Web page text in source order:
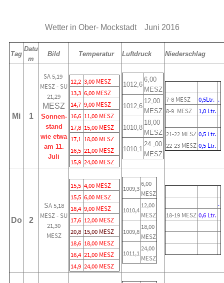
Wetter in Ober- Mockstadt Juni 2016
Tag
Datu
m
Bild Temperatur Luftdruck Niederschlag
Mi 1
SA 5,19
MESZ - SU
21,29
MESZ
Sonnen-
stand
wie etwa
am 11.
Juli
12,2 3,00 MESZ
13,3 6,00 MESZ
14,7 9,00 MESZ
16,6 11,00 MESZ
17,8 15,00 MESZ
17,1 18,00 MESZ
16,5 21,00 MESZ
15,9 24,00 MESZ
1012,6
6,00
MESZ
1012,6
12,00
MESZ
1010,8
18,00
MESZ
1010,1
24 ,00
MESZ
7-8 MESZ 0,5Ltr. .
8-9 MESZ
1,0 Ltr.
21-22 MESZ 0,5 Ltr.
22-23 MESZ 0,5 Ltr.
Do 2
SA 5,18
MESZ - SU
21,30
MESZ
15,5 4,00 MESZ
15,5 6,00 MESZ
18,4 9,00 MESZ
17,6 12,00 MESZ
20,8 15,00 MESZ
18,6 18,00 MESZ
16,4 21,00 MESZ
14,9 24,00 MESZ
1009,3
6,00
MESZ
1010,4
12,00
MESZ
1009,8
18,00
MESZ
1011,1
24,00
MESZ
.
18-19 MESZ 0,6 Ltr.